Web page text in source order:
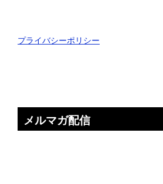
プライバシーポリシー
メルマガ配信